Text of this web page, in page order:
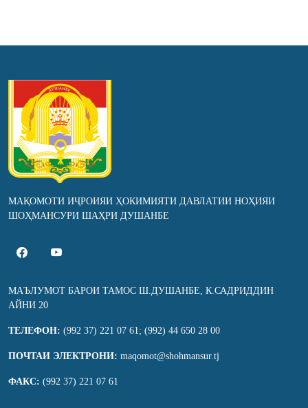
МАҚОМОТИ ИҶРОИЯИ ҲОКИМИЯТИ ДАВЛАТИИ НОҲИЯИ
ШОҲМАНСУРИ ШАҲРИ ДУШАНБЕ
МАЪЛУМОТ БАРОИ ТАМОС Ш.ДУШАНБЕ, К.САДРИДДИН
АЙНИ 20
ТЕЛЕФОН: (992 37) 221 07 61; (992) 44 650 28 00
ПОЧТАИ ЭЛЕКТРОНИ: maqomot@shohmansur.tj
ФАКС: (992 37) 221 07 61